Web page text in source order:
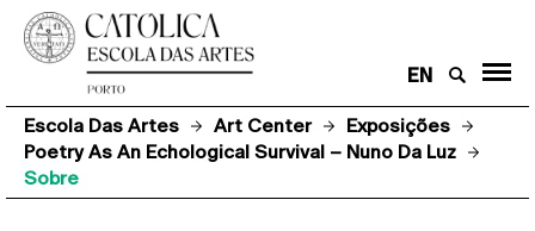
EN
Escola Das Artes Art Center
Exposições
Poetry As An Echological Survival – Nuno Da Luz
Sobre